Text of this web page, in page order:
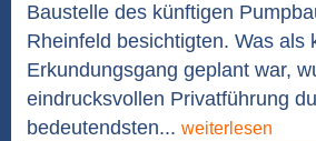
Baustelle des künftigen
Rheinfeld besichtigten. Was als
Erkundungsgang geplant war,
eindrucksvollen Privatführung
bedeutendsten... weiterlesen